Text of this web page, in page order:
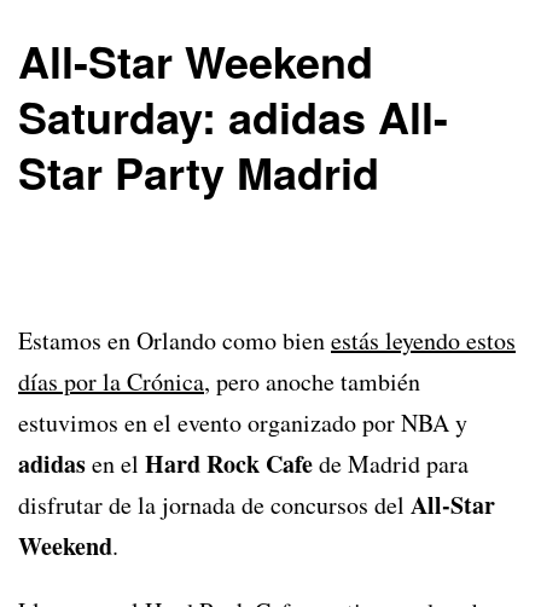
All-Star Weekend
Saturday: adidas All-
Star Party Madrid
Estamos en Orlando como bienestás leyendo estos
días por la Crónica, pero anoche también
estuvimos en el evento organizado por NBA y
adidasen el Hard Rock Cafede Madrid para
disfrutar de la jornada de concursos del All-Star
Weekend.